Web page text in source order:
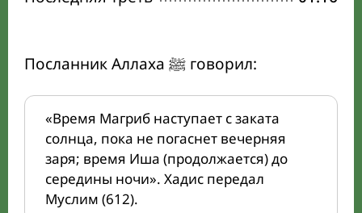
Посланник Аллаха ﷺ говорил:
«Время Магриб наступает с заката
солнца, пока не погаснет вечерняя
заря; время Иша (продолжается) до
середины ночи». Хадис передал
Муслим (612).